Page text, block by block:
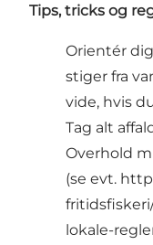
Tips, tricks og
Orientér
stiger fra
vide, hvis
Tag alt
Overhold
(se evt.
lokale-